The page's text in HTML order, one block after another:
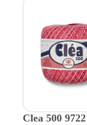
Clea 500 9722